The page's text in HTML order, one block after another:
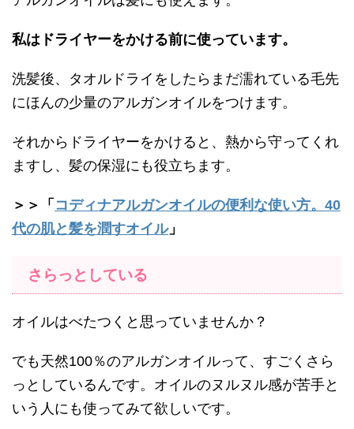
私はドライヤーをかける前に使っています。
洗髪後、タオルドライをしたらまだ濡れている毛先
にほんの少量のアルガンオイルをつけます。
それからドライヤーをかけると、熱から守ってくれ
ますし、髪の保湿にも役立ちます。
＞＞「 コディナアルガンオイルの便利な使い方。40
代の肌と髪を潤すオイル」
さらっとしている
オイルはべたつくと思っていませんか？
でも天然100％のアルガンオイルって、すごくさら
っとしているんです。オイルのヌルヌル感が苦手と
いう人にも使ってみて欲しいです。